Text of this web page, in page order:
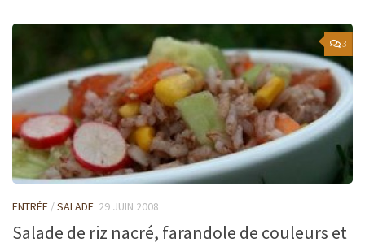
3
ENTRÉE /SALADE 29 JUIN 2008
Salade de riz nacré, farandole de couleurs et